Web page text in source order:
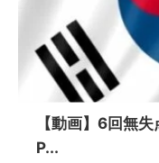
【動画】6回無
P...